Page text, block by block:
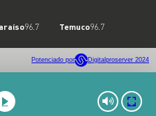
96.7 Temuco96.7
Potenciado por Digitalproserver 2024